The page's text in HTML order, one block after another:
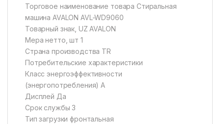
Торговое наименование товара Стиральная
машина AVALON AVL-WD9060
Товарный знак, UZ AVALON
Мера нетто, шт 1
Страна производства TR
Потребительские характеристики
Класс энергоэффективности
(энергопотребления) А
Дисплей Да
Срок службы 3
Тип загрузки фронтальная